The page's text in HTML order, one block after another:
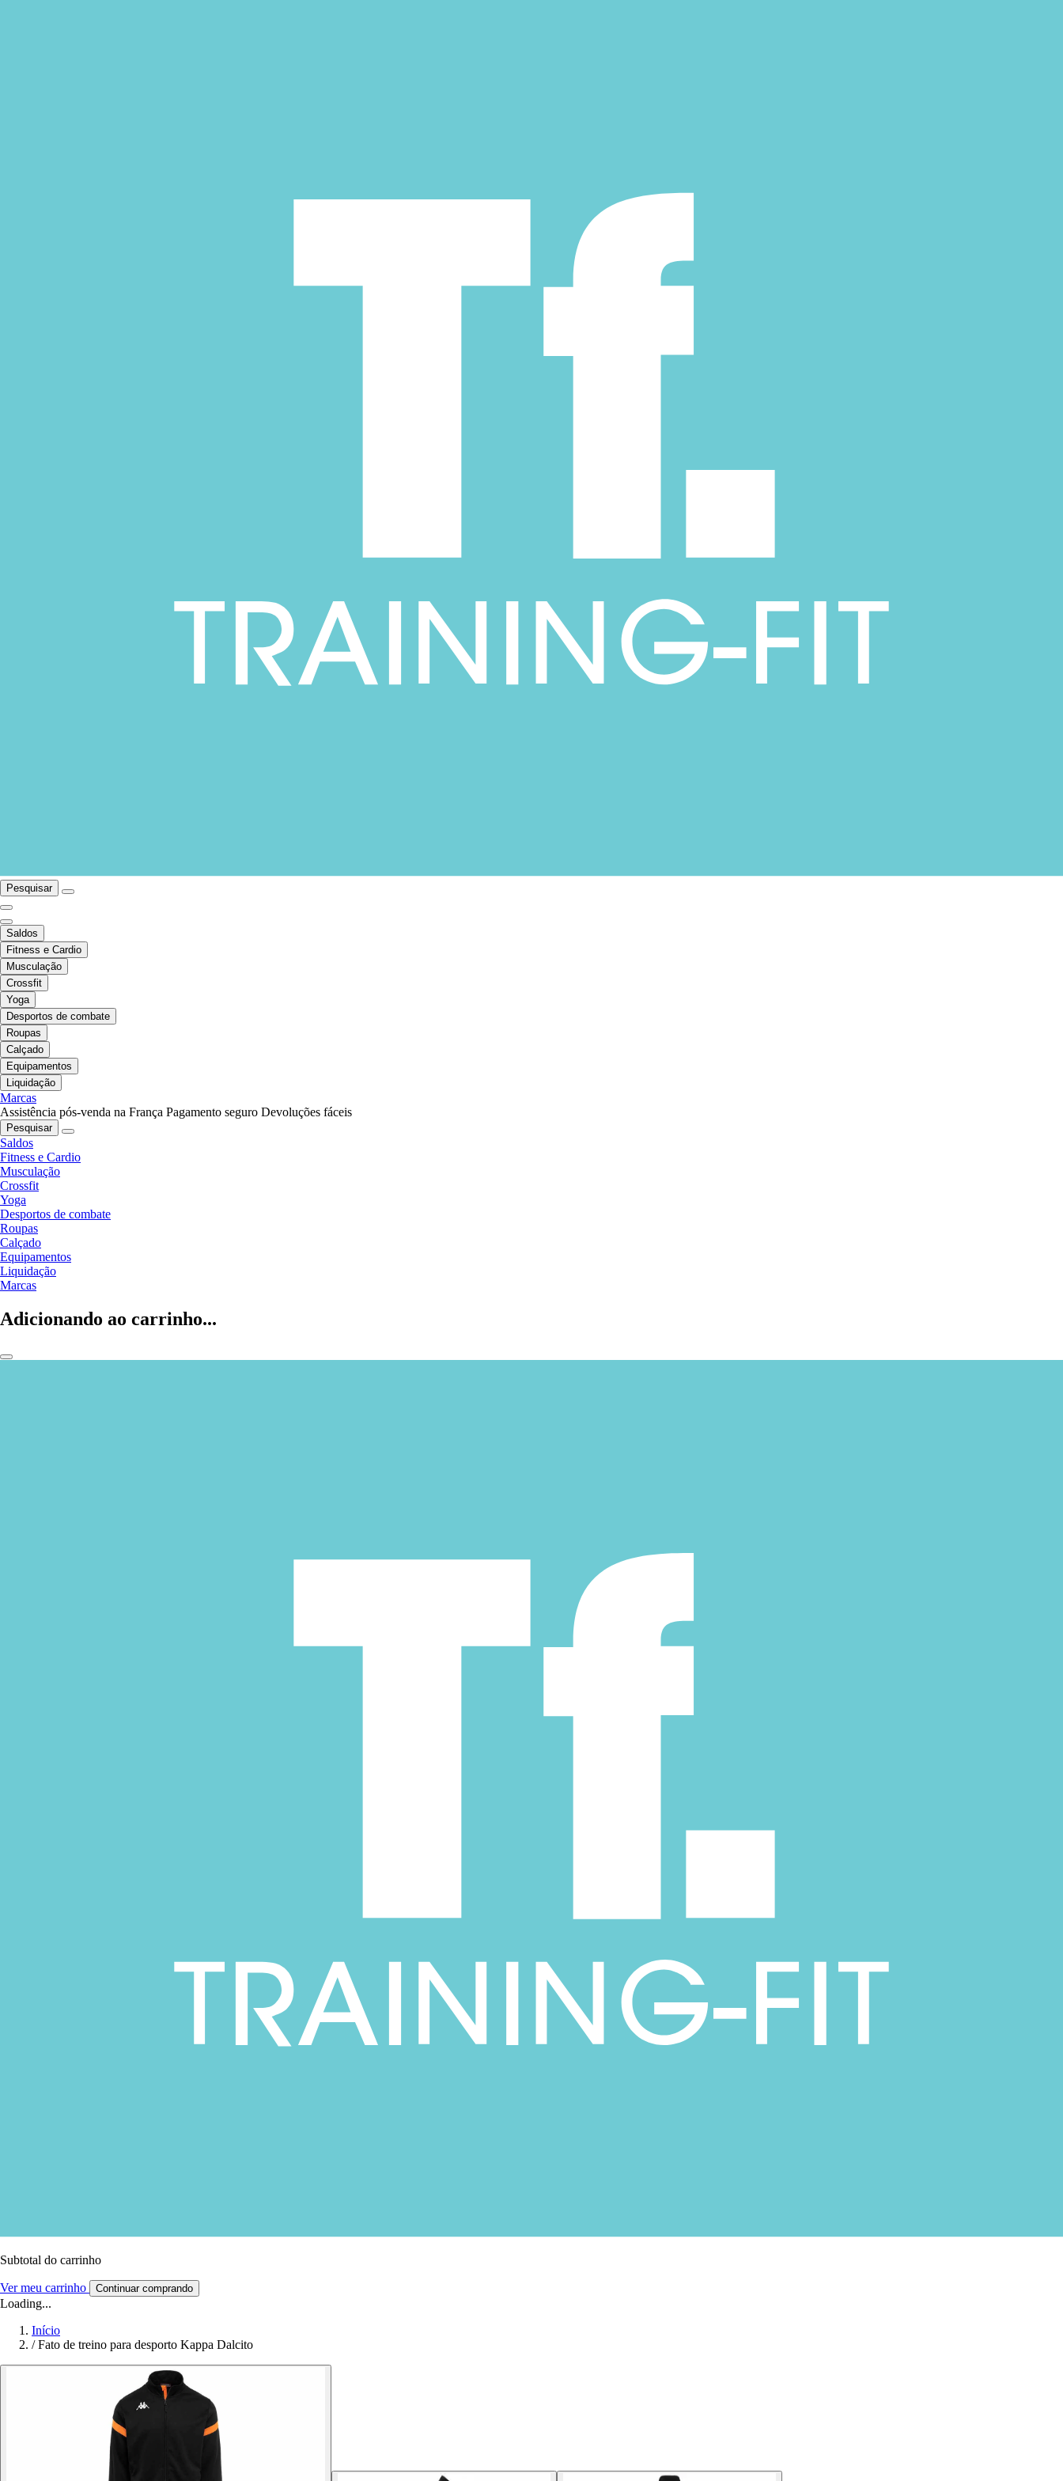
Pesquisar
Saldos
Fitness e Cardio
Musculação
Crossfit
Yoga
Desportos de combate
Roupas
Calçado
Equipamentos
Liquidação
Marcas
Assistência pós-venda na França Pagamento seguro Devoluções fáceis
Pesquisar
Saldos
Fitness e Cardio
Musculação
Crossfit
Yoga
Desportos de combate
Roupas
Calçado
Equipamentos
Liquidação
Marcas
Adicionando ao carrinho...
Subtotal do carrinho
Ver meu carrinho Continuar comprando
Loading...
Início
/ Fato de treino para desporto Kappa Dalcito